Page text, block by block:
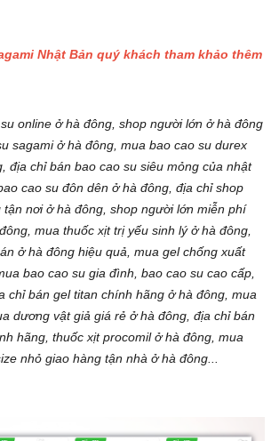
Nhật Bản quý khách tham khảo thêm
online ở hà đông, shop người lớn ở hà đông
sagami ở hà đông, mua bao cao su durex
địa chỉ bán bao cao su siêu mỏng của nhật
cao su đôn dên ở hà đông, địa chỉ shop
nơi ở hà đông, shop người lớn miễn phí
mua thuốc xịt trị yếu sinh lý ở hà đông,
ở hà đông hiệu quả, mua gel chống xuất
bao cao su gia đình, bao cao su cao cấp,
chỉ bán gel titan chính hãng ở hà đông, mua
dương vật giả giá rẻ ở hà đông, địa chỉ bán
hãng, thuốc xịt procomil ở hà đông, mua
nhỏ giao hàng tận nhà ở hà đông...